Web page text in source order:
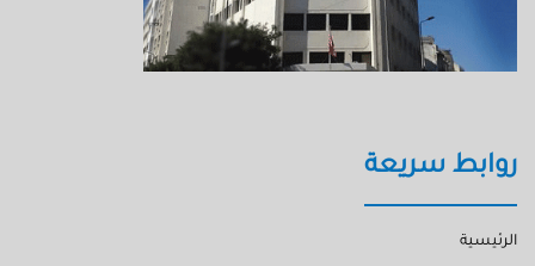
روابط سريعة
الرئيسية